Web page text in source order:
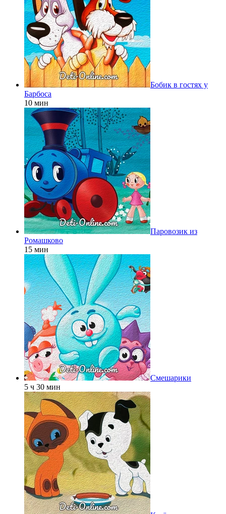
Бобик в гостях у
Барбоса
10 мин
Паровозик из
Ромашково
15 мин
Смешарики
5 ч 30 мин